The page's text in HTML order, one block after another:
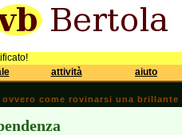
attività aiuto
ovvero come rovinarsi una brillante